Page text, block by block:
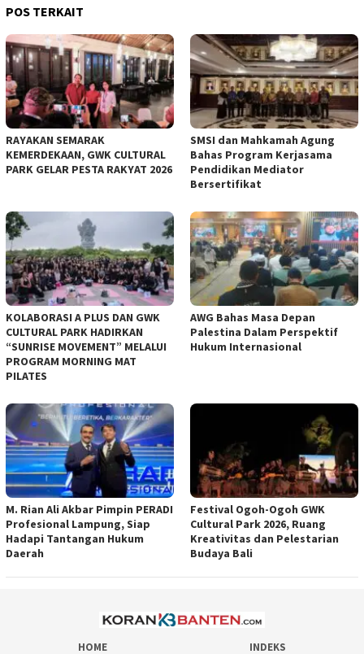
POS TERKAIT
RAYAKAN SEMARAK
KEMERDEKAAN, GWK CULTURAL
PARK GELAR PESTA RAKYAT 2026
SMSI dan Mahkamah Agung
Bahas Program Kerjasama
Pendidikan Mediator
Bersertifikat
KOLABORASI A PLUS DAN GWK
CULTURAL PARK HADIRKAN
“SUNRISE MOVEMENT” MELALUI
PROGRAM MORNING MAT
PILATES
AWG Bahas Masa Depan
Palestina Dalam Perspektif
Hukum Internasional
M. Rian Ali Akbar Pimpin PERADI
Profesional Lampung, Siap
Hadapi Tantangan Hukum
Daerah
Festival Ogoh-Ogoh GWK
Cultural Park 2026, Ruang
Kreativitas dan Pelestarian
Budaya Bali
HOME INDEKS